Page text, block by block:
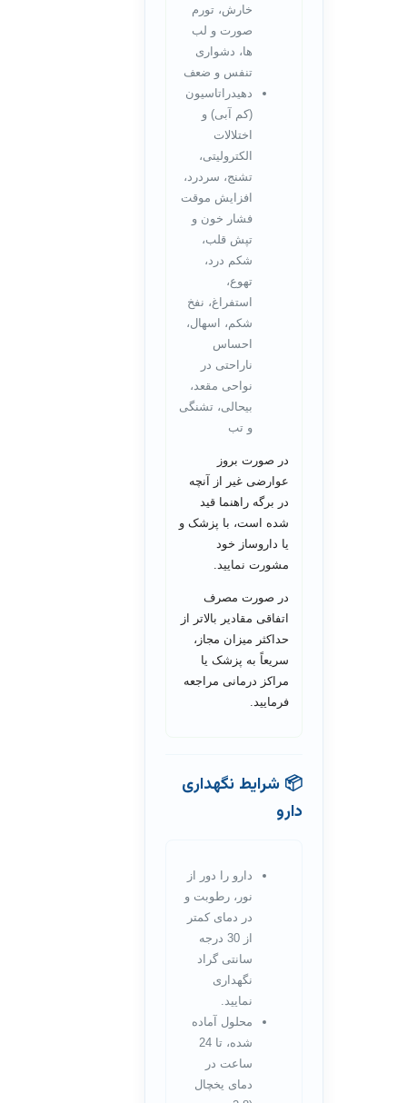
خارش، تورم
صورت و لب
ها، دشواری
تنفس و ضعف
دهیدراتاسیون
(کم آبی) و
اختلالات
الکترولیتی،
تشنج، سردرد،
افزایش موقت
فشار خون و
تپش قلب،
شکم درد،
تهوع،
استفراغ، نفخ
شکم، اسهال،
احساس
ناراحتی در
نواحی مقعد،
بیحالی، تشنگی
و تب
در صورت بروز
عوارضی غیر از آنچه
در برگه راهنما قید
شده است، با پزشک و
یا داروساز خود
مشورت نمایید.
در صورت مصرف
اتفاقی مقادیر بالاتر از
حداکثر میزان مجاز،
سریعاً به پزشک یا
مراکز درمانی مراجعه
فرمایید.
📦 شرایط نگهداری
دارو
دارو را دور از
نور، رطوبت و
در دمای کمتر
از 30 درجه
سانتی گراد
نگهداری
نمایید.
محلول آماده
شده، تا 24
ساعت در
دمای یخچال